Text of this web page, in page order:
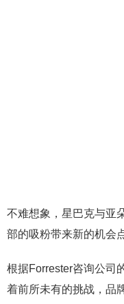
不难想象，星巴克与亚
部的吸粉带来新的机会点
根据Forrester咨询公司
着前所未有的挑战，品